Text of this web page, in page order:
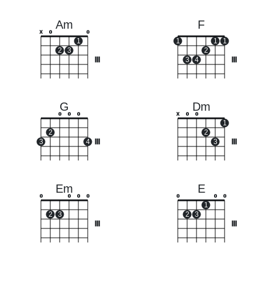
Am
x o
2 3
1
o
F
1
3 4
2
1 1
G
3
2
o o o
4
Dm
x o o
2
3
1
Em
o
2 3
o o o
E
o
2 3
1
o o